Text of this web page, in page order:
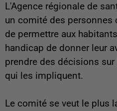
L'Agence régionale de
un comité des personnes
de permettre aux
handicap de donner leur
prendre des décisions
qui les impliquent.
Le comité se veut le plus